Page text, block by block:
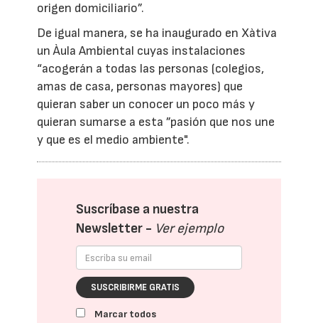
origen domiciliario”.
De igual manera, se ha inaugurado en Xàtiva
un Àula Ambiental cuyas instalaciones
“acogerán a todas las personas (colegios,
amas de casa, personas mayores) que
quieran saber un conocer un poco más y
quieran sumarse a esta ”pasión que nos une
y que es el medio ambiente".
Suscríbase a nuestra
Newsletter - Ver ejemplo
SUSCRIBIRME GRATIS
Marcar todos